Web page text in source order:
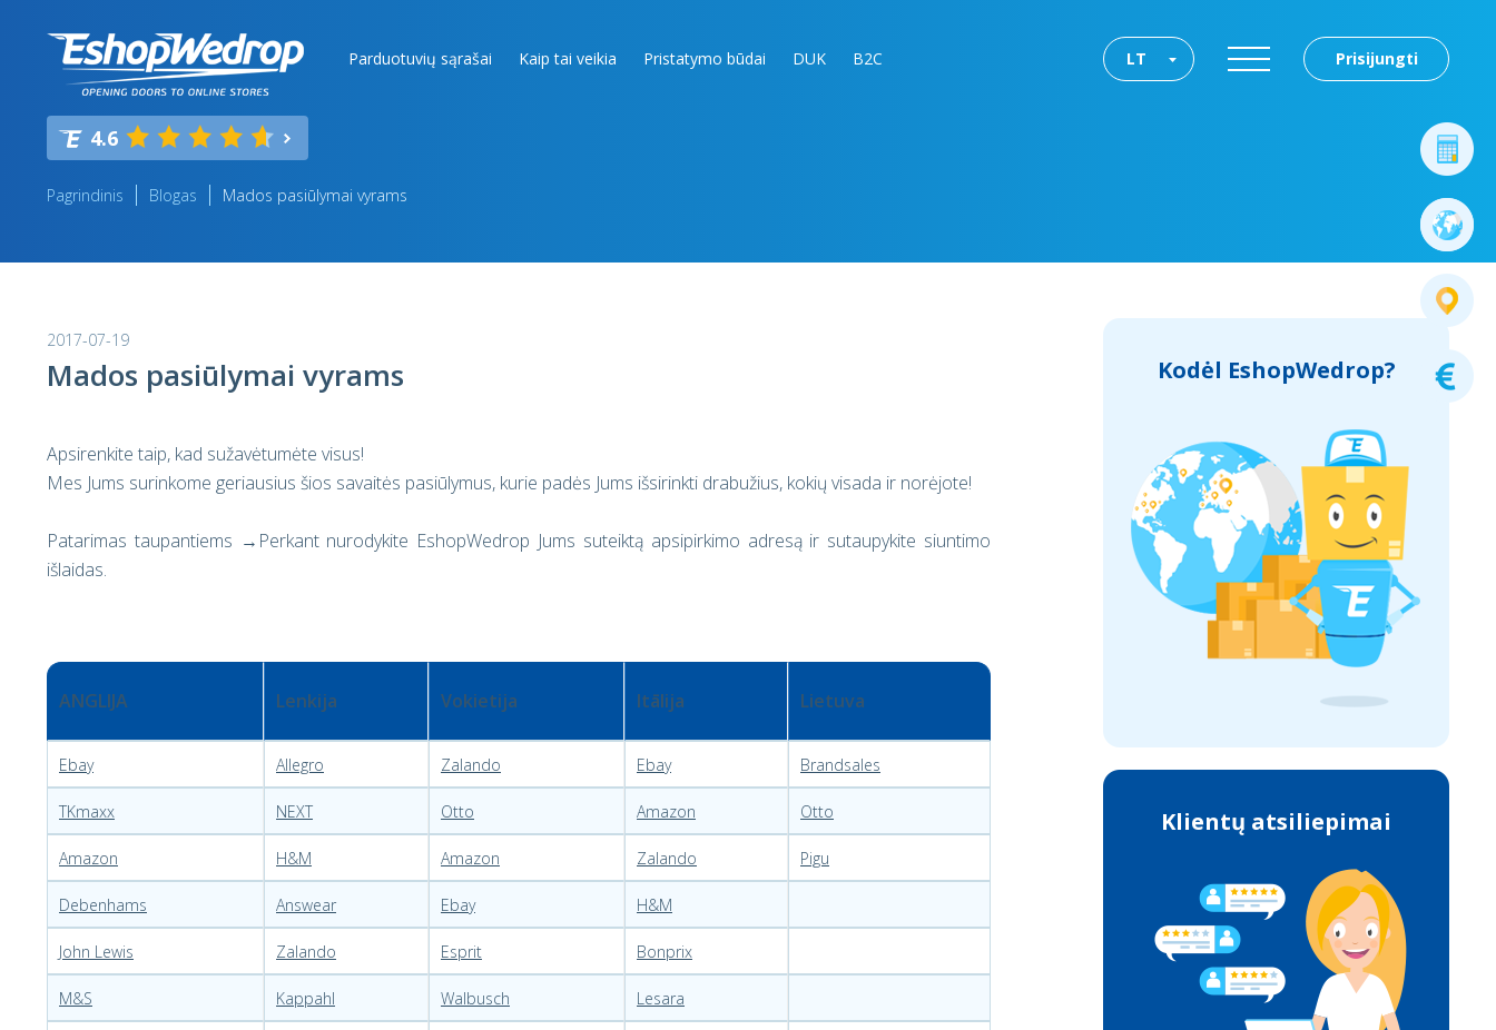
Parduotuvių sąrašai Kaip tai veikia Pristatymo būdai DUK B2C Prisijungti
LT
4.6
Pagrindinis Blogas Mados pasiūlymai vyrams
2017-07-19
Mados pasiūlymai vyrams
Apsirenkite taip, kad sužavėtumėte visus!
Mes Jums surinkome geriausius šios savaitės pasiūlymus, kurie padės Jums išsirinkti drabužius, kokių visada ir norėjote!
Patarimas taupantiems →Perkant nurodykite EshopWedrop Jums suteiktą apsipirkimo adresą ir sutaupykite siuntimo
išlaidas.
ANGLIJA Lenkija Vokietija Itālija Lietuva
Ebay Allegro Zalando Ebay Brandsales
TKmaxx NEXT Otto Amazon Otto
Amazon H&M Amazon Zalando Pigu
Debenhams Answear Ebay H&M
John Lewis Zalando Esprit Bonprix
M&S Kappahl Walbusch Lesara
Kodėl EshopWedrop?
Klientų atsiliepimai